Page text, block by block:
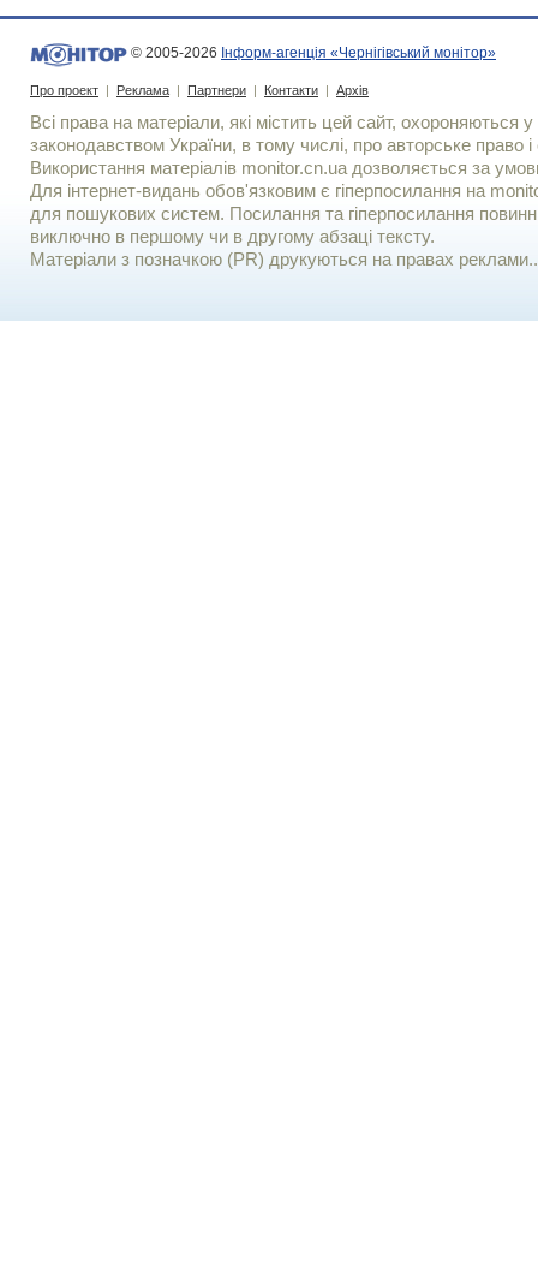
© 2005-2026 Інформ-агенція «Чернігівський монітор»
Про проект | Реклама | Партнери | Контакти | Архів
Всі права на матеріали, які містить цей сайт, охороняються у
законодавством України, в тому числі, про авторське право і
Використання матерiалiв monitor.cn.ua дозволяється за
Для iнтернет-видань обов'язковим є гiперпосилання на
для пошукових систем. Посилання та гіперпосилання
виключно в першому чи в другому абзаці тексту.
Матеріали з позначкою (PR) друкуються на правах реклами..